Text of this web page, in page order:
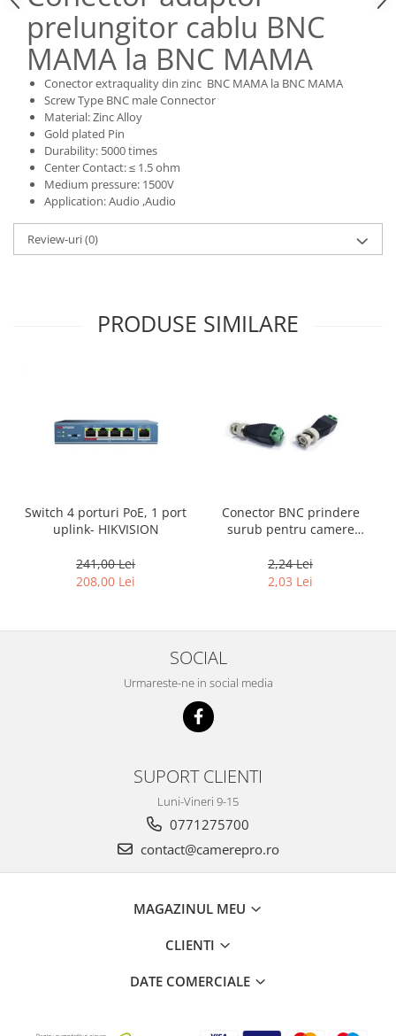
prelungitor cablu BNC
MAMA la BNC MAMA
Conector extraquality din zinc BNC MAMA la BNC MAMA
Screw Type BNC male Connector
Material: Zinc Alloy
Gold plated Pin
Durability: 5000 times
Center Contact: ≤ 1.5 ohm
Medium pressure: 1500V
Application: Audio ,Audio
Review-uri(0)
PRODUSE SIMILARE
Switch 4 porturi PoE, 1 port
uplink- HIKVISION
241,00 Lei
208,00 Lei
Conector BNC prindere
surub pentru camere
2,24 Lei
2,03 Lei
SOCIAL
Urmareste-ne in social media
SUPORT CLIENTI
Luni-Vineri 9-15
0771275700
contact@camerepro.ro
MAGAZINUL MEU
CLIENTI
DATE COMERCIALE